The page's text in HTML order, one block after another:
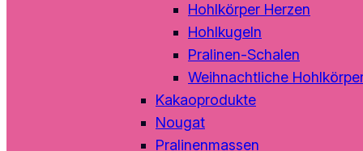
Hohlkörper Herzen
Hohlkugeln
Pralinen-Schalen
Weihnachtliche
Kakaoprodukte
Nougat
Pralinenmassen